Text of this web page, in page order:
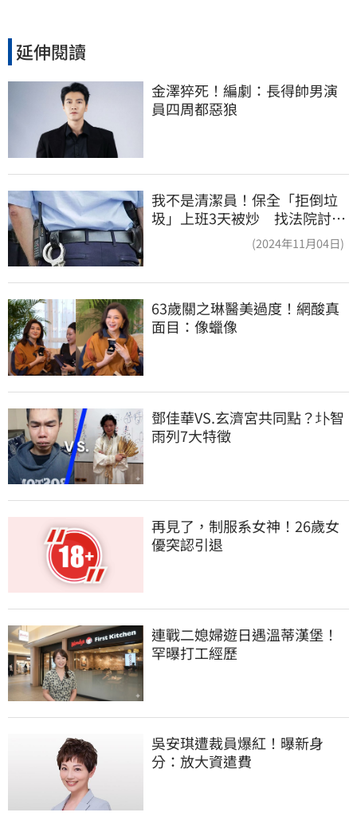
延伸閱讀
金澤猝死！編劇：長得帥男演
員四周都惡狼
我不是清潔員！保全「拒倒垃
圾」上班3天被炒 找法院討公
(2024年11月04日)
63歲關之琳醫美過度！網酸真
面目：像蠟像
鄧佳華VS.玄濟宮共同點？圤智
雨列7大特徵
再見了，制服系女神！26歲女
優突認引退
連戰二媳婦遊日遇溫蒂漢堡！
罕曝打工經歷
吳安琪遭裁員爆紅！曝新身
分：放大資遣費